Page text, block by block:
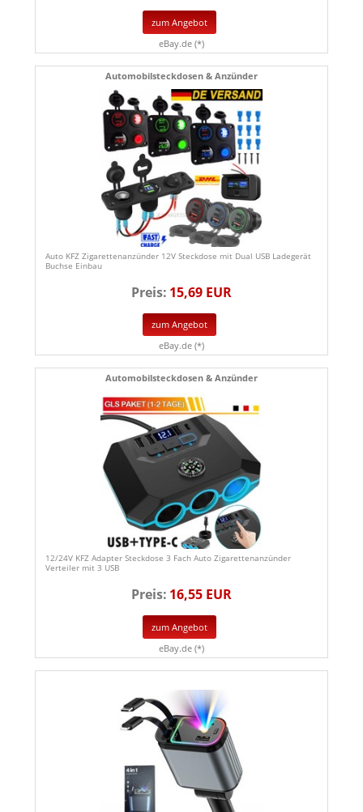
zum Angebot
eBay.de (*)
Automobilsteckdosen & Anzünder
Auto KFZ Zigarettenanzünder 12V Steckdose mit Dual USB Ladegerät
Buchse Einbau
Preis: 15,69 EUR
zum Angebot
eBay.de (*)
Automobilsteckdosen & Anzünder
12/24V KFZ Adapter Steckdose 3 Fach Auto Zigarettenanzünder
Verteiler mit 3 USB
Preis: 16,55 EUR
zum Angebot
eBay.de (*)